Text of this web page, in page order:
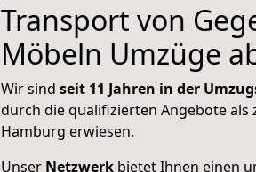
Transport von
Möbeln Umzüge
Wir sind seit 11 Jahren in der
durch die qualifizierten Angebote als
Hamburg erwiesen.
Unser Netzwerk bietet Ihnen einen